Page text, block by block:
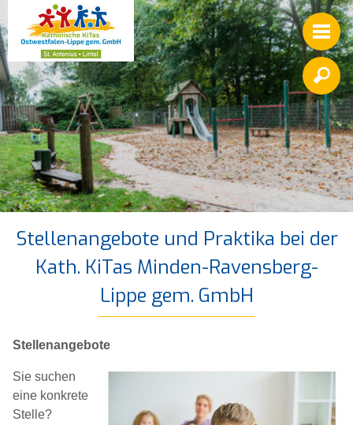

Stellenangebote und Praktika bei der
Kath. KiTas Minden-Ravensberg-
Lippe gem. GmbH
Stellenangebote
Sie suchen
eine konkrete
Stelle?